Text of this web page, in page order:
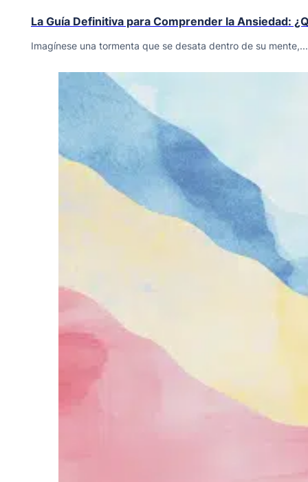
La Guía Definitiva para Comprender la Ansiedad:
Imagínese una tormenta que se desata dentro de su mente,...